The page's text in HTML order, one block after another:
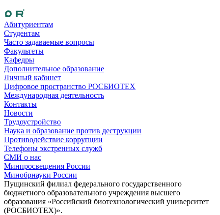
Абитуриентам
Студентам
Часто задаваемые вопросы
Факультеты
Кафедры
Дополнительное образование
Личный кабинет
Цифровое пространство РОСБИОТЕХ
Международная деятельность
Контакты
Новости
Трудоустройство
Наука и образование против деструкции
Противодействие коррупции
Телефоны экстренных служб
СМИ о нас
Минпросвещения России
Минобрнауки России
Пущинский филиал федерального государственного
бюджетного образовательного учреждения высшего
образования «Российский биотехнологический университет
(РОСБИОТЕХ)».